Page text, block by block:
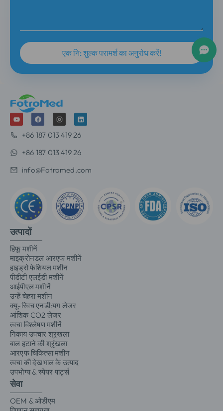
+86 187 013 419 26
+86 187 013 419 26
info@Fotromed.com
उत्पादों
हिफू मशीनें
माइक्रोनडल आरएफ मशीनें
हाइड्रो फेशियल मशीन
पीडीटी एलईडी मशीनें
आईपीएल मशीनें
उन्हें चेहरा मशीन
क्यू-स्विच एनडी:यग लेजर
आंशिक CO2 लेजर
त्वचा विश्लेषण मशीनें
निकाय उपचार श्रृंखला
बाल हटाने की श्रृंखला
आरएफ चिकित्सा मशीन
त्वचा की देखभाल के उत्पाद
उपभोग्य & स्पेयर पार्ट्स
सेवा
OEM & ओडीएम